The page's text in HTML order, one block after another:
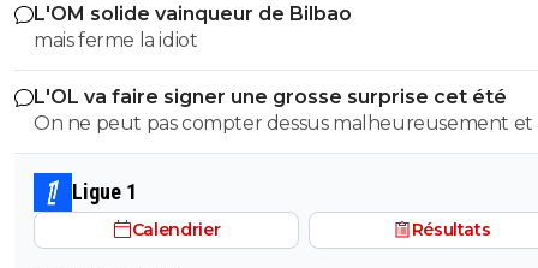
L'OM solide vainqueur de Bilbao
mais ferme la idiot
L'OL va faire signer une grosse surprise cet été
On ne peut pas compter dessus malheureusement et
son prêt ça a permis de prendre le latéral droit suisse.
Ligue 1
Calendrier Résultats